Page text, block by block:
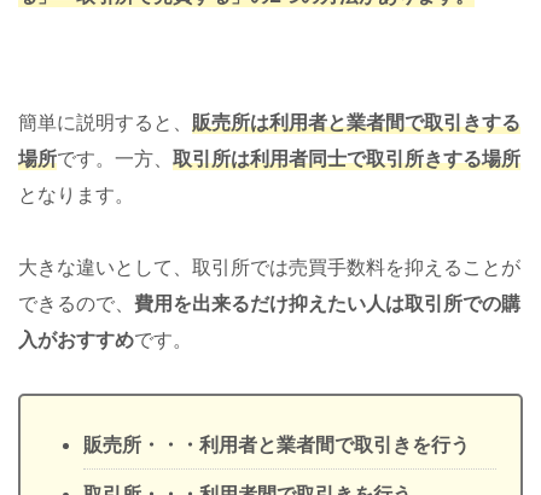
簡単に説明すると、 販売所は利用者と業者間で取引きする
場所です。一方、 取引所は利用者同士で取引所きする場所
となります。
大きな違いとして、取引所では売買手数料を抑えることが
できるので、 費用を出来るだけ抑えたい人は取引所での購
入がおすすめです。
販売所・・・利用者と業者間で取引きを行う